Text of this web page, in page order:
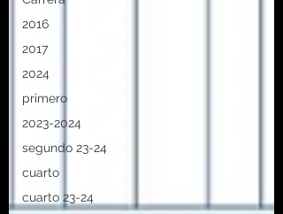
2016
2017
2024
primero
2023-2024
segundo 23-24
cuarto
cuarto 23-24